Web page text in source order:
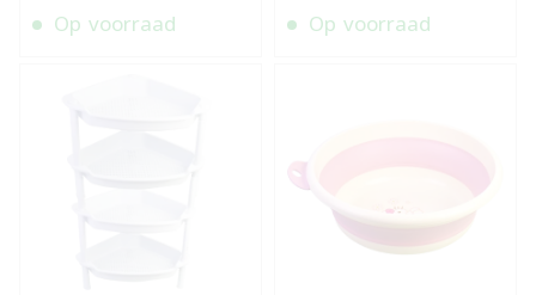
Op voorraad Op voorraad